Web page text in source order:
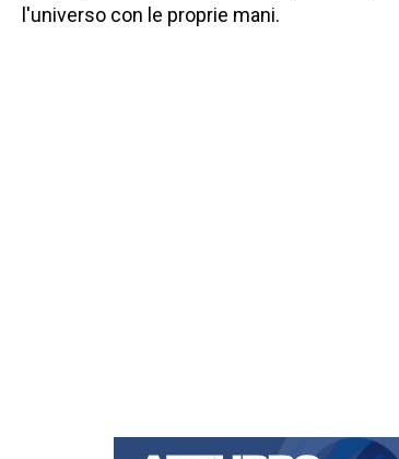
l'universo con le proprie mani.